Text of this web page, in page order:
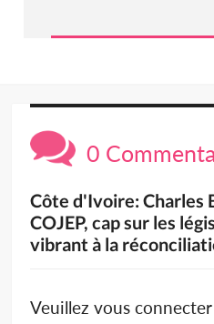
0
Côte d'Ivoire: Charles
COJEP, cap sur les
vibrant à la
Veuillez vous